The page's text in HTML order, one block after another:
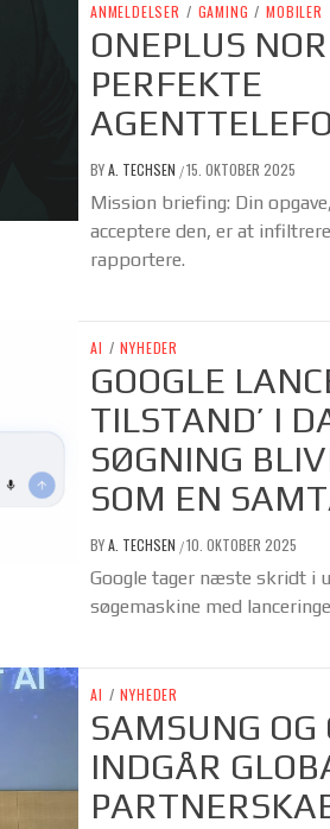
ANMELDELSER / GAMING / MOBILER
ONEPLUS
PERFEKTE
BYA. TECHSEN /15. OKTOBER 2025
Mission briefing: Din
acceptere den, er at
rapportere.
AI / NYHEDER
GOOGLE
TILSTAND’ I
SØGNING
SOM EN
BYA. TECHSEN /10. OKTOBER 2025
Google tager næste skridt i
søgemaskine med
AI / NYHEDER
SAMSUNG OG
INDGÅR